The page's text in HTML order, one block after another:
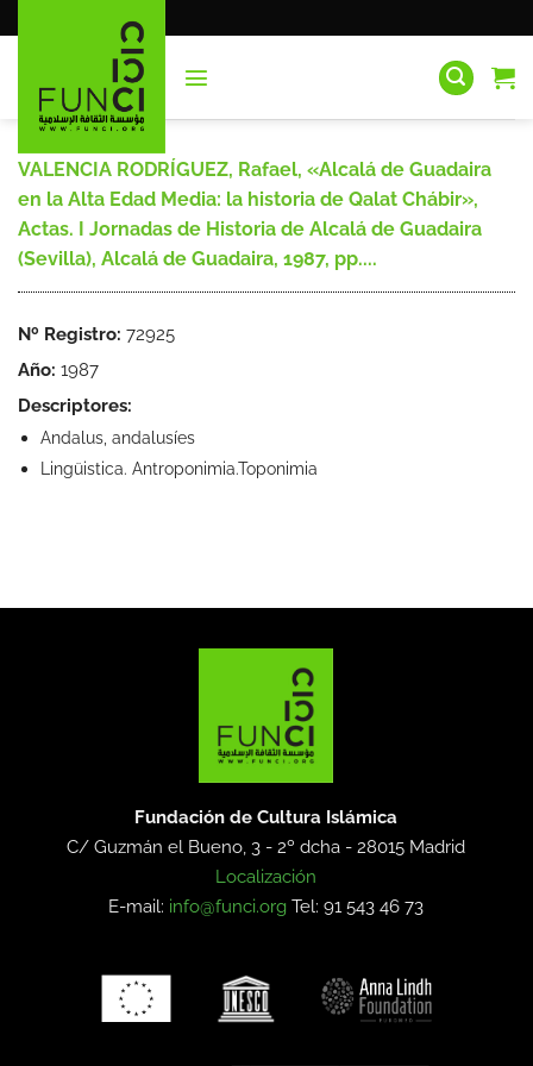
al
VALENCIA RODRÍGUEZ, Rafael, «Alcalá de Guadaira
en la Alta Edad Media: la historia de Qalat Chábir»,
Actas. I Jornadas de Historia de Alcalá de Guadaira
(Sevilla), Alcalá de Guadaira, 1987, pp....
Nº Registro: 72925
Año: 1987
Descriptores:
Andalus, andalusíes
Lingüistica. Antroponimia.Toponimia
Fundación de Cultura Islámica
C/ Guzmán el Bueno, 3 - 2º dcha -28015 Madrid
Localización
E-mail: info@funci.org Tel: 91 543 46 73